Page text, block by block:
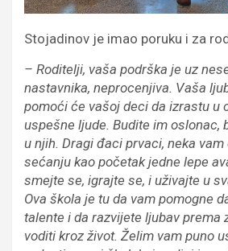
Stojadinov je imao poruku i za
– Roditelji, vaša podrška je uz
nastavnika, neprocenjiva. Vaša
pomoći će vašoj deci da izrastu u
uspešne ljude. Budite im oslonac,
u njih. Dragi đaci prvaci, neka
sećanju kao početak jedne lepe
smejte se, igrajte se, i uživajte u
Ova škola je tu da vam pomogne
talente i da razvijete ljubav prema
voditi kroz život. Želim vam puno